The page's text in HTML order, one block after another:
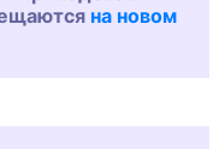
на новом